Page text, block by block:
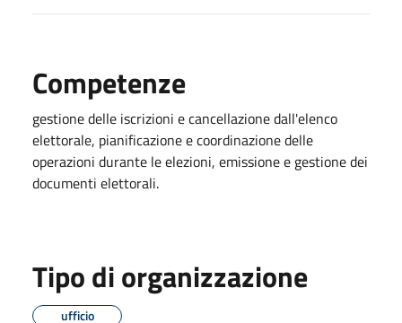
Competenze
gestione delle iscrizioni e cancellazione dall'elenco
elettorale, pianificazione e coordinazione delle
operazioni durante le elezioni, emissione e gestione dei
documenti elettorali.
Tipo di organizzazione
ufficio